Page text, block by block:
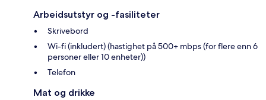
Arbeidsutstyr og -fasiliteter
Skrivebord
Wi-fi (inkludert) (hastighet på 500+ mbps (for flere enn 6
personer eller 10 enheter))
Telefon
Mat og drikke